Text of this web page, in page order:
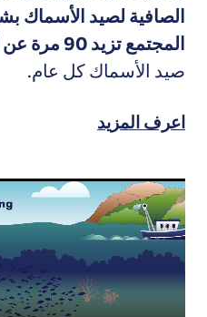
الصافية لصيد الأسماك
المجتمع تزيد 90 مرة عن أرباح
صيد الأسماك كل عام.
اعرف المزيد